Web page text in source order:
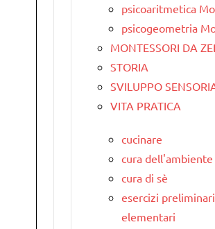
psicoaritmetica
psicogeometria
MONTESSORI DA
STORIA
SVILUPPO
VITA PRATICA
cucinare
cura dell'ambiente
cura di sè
esercizi
elementari